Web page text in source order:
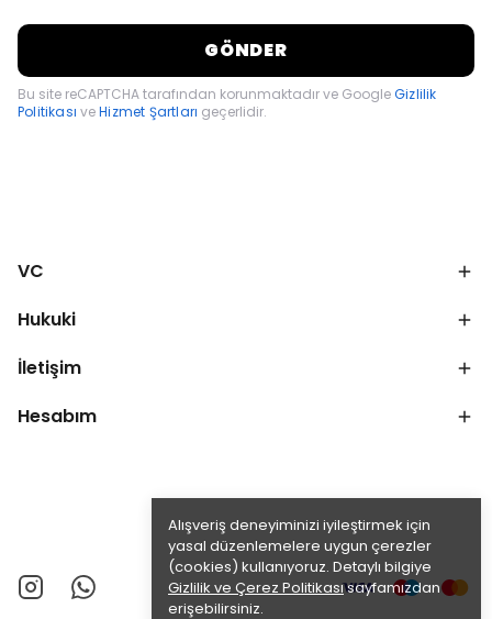
Alışveriş deneyiminizi iyileştirmek için
yasal düzenlemelere uygun çerezler
(cookies) kullanıyoruz. Detaylı bilgiye
Gizlilik ve Çerez Politikasısayfamızdan
erişebilirsiniz.
GÖNDER
Bu site reCAPTCHA tarafından korunmaktadır ve GoogleGizlilik
PolitikasıveHizmet Şartları geçerlidir.
VC
Hukuki
İletişim
Hesabım